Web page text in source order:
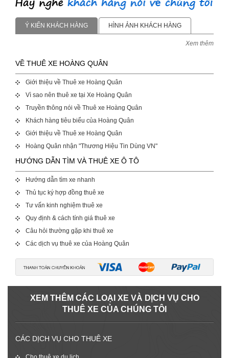
Ý KIẾN KHÁCH HÀNG HÌNH ẢNH KHÁCH HÀNG
Xem thêm
VỀ THUÊ XE HOÀNG QUÂN
Giới thiệu về Thuê xe Hoàng Quân
Vì sao nên thuê xe tại Xe Hoàng Quân
Truyền thông nói về Thuê xe Hoàng Quân
Khách hàng tiêu biểu của Hoàng Quân
Giới thiệu về Thuê xe Hoàng Quân
Hoàng Quân nhận "Thương Hiệu Tin Dùng VN"
HƯỚNG DẪN TÌM VÀ THUÊ XE Ô TÔ
Hướng dẫn tìm xe nhanh
Thủ tục ký hợp đồng thuê xe
Tư vấn kinh nghiệm thuê xe
Quy định & cách tính giá thuê xe
Câu hỏi thường gặp khi thuê xe
Các dịch vụ thuê xe của Hoàng Quân
XEM THÊM CÁC LOẠI XE VÀ DỊCH VỤ CHO
THUÊ XE CỦA CHÚNG TÔI
CÁC DỊCH VỤ CHO THUÊ XE